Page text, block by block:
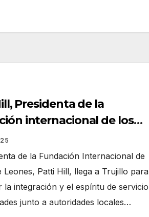
Presidenta de la
internacional de los
Leones, visitará Trujillo
de la Fundación Internacional de
Leones, Patti Hill, llega a Trujillo para
la integración y el espíritu de servicio
junto a autoridades locales…